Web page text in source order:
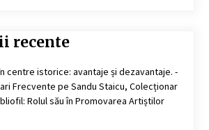
recente
centre istorice: avantaje și dezavantaje. -
Frecvente pe Sandu Staicu, Colecționar
Rolul său în Promovarea Artiștilor